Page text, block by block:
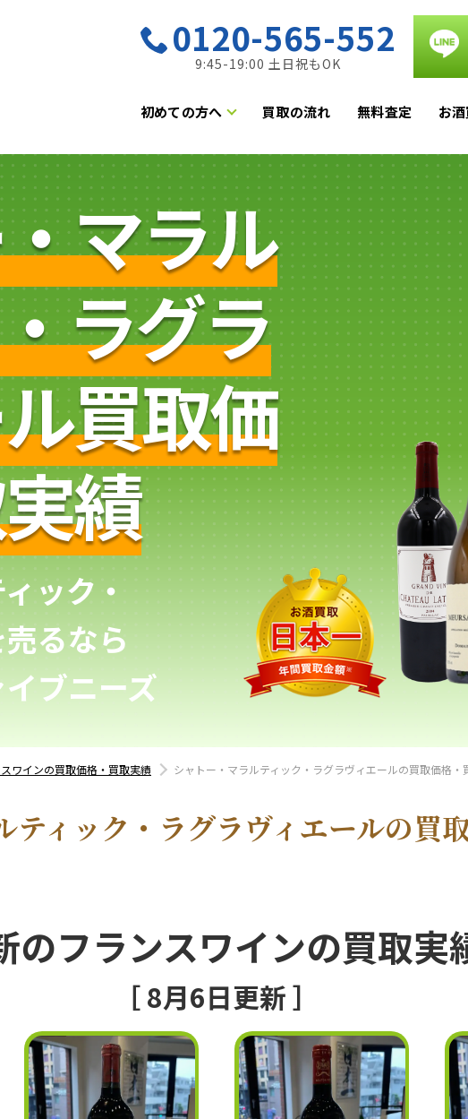
0120-565-552
9:45-19:00 土日祝もOK
初めての方へ 買取の流れ 無料査定 お
マラル
ラグラ
買取価
績
ック・
るなら
ブニーズ
ワインの買取価格・買取実績 シャトー・マラルティック・ラグラヴィエールの買取価格・
ティック・ラグラヴィエールの買
のフランスワインの買取実
［ 8月6日更新 ］